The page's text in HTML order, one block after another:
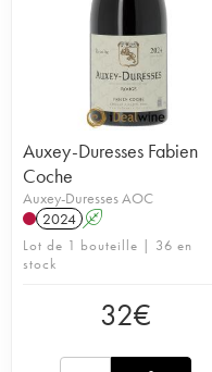
Auxey-Duresses Fabien
Coche
Auxey-Duresses AOC
2024 A
Lot de 1 bouteille | 36 en
stock
32€